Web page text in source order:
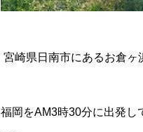
宮崎県日南市にあるお倉
福岡をAM3時30分に出発し